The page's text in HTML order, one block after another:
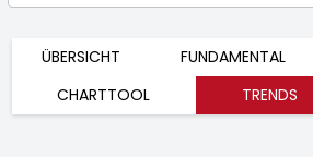
ÜBERSICHT FUNDAMENTAL
CHARTTOOL
TRENDS